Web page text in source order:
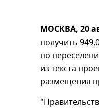
МОСКВА, 20
получить
по
из текста
размещения